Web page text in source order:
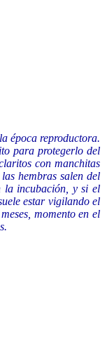
época reproductora.
para protegerlo del
con manchitas
hembras salen del
la incubación, y si el
estar vigilando el
momento en el